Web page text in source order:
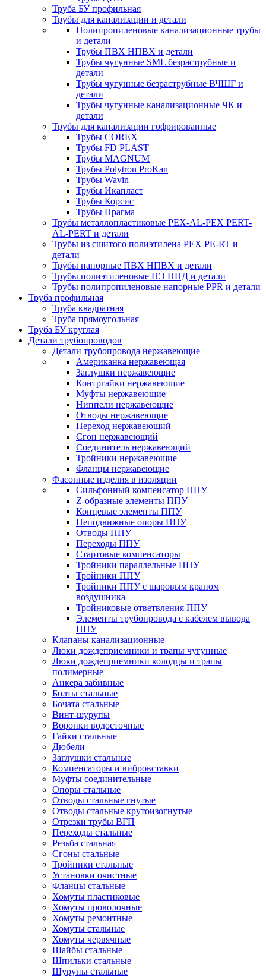
Труба БУ профильная
Трубы для канализации и детали
Полипропиленовые канализационные трубы
и детали
Трубы ПВХ НПВХ и детали
Трубы чугунные SML безраструбные и
детали
Трубы чугунные безраструбные ВЧШГ и
детали
Трубы чугунные канализационные ЧК и
детали
Трубы для канализации гофрированные
Трубы COREX
Трубы FD PLAST
Трубы MAGNUM
Трубы Polytron ProKan
Трубы Wavin
Трубы Икапласт
Трубы Корсис
Трубы Прагма
Трубы металлопластиковые PEX-AL-PEX PERT-
AL-PERT и детали
Трубы из сшитого полиэтилена PEX PE-RT и
детали
Трубы напорные ПВХ НПВХ и детали
Трубы полиэтиленовые ПЭ ПНД и детали
Трубы полипропиленовые напорные PPR и детали
Труба профильная
Труба квадратная
Труба прямоугольная
Труба БУ круглая
Детали трубопроводов
Детали трубопровода нержавеющие
Американка нержавеющая
Заглушки нержавеющие
Контргайки нержавеющие
Муфты нержавеющие
Ниппели нержавеющие
Отводы нержавеющие
Переход нержавеющий
Сгон нержавеющий
Соединитель нержавеющий
Тройники нержавеющие
Фланцы нержавеющие
Фасонные изделия в изоляции
Cильфонный компенсатор ППУ
Z-образные элементы ППУ
Концевые элементы ППУ
Неподвижные опоры ППУ
Отводы ППУ
Переходы ППУ
Стартовые компенсаторы
Тройники параллельные ППУ
Тройники ППУ
Тройники ППУ с шаровым краном
воздушника
Тройниковые ответвления ППУ
Элементы трубопровода с кабелем вывода
ППУ
Клапаны канализационные
Люки дождеприемники и трапы чугунные
Люки дождеприемники колодцы и трапы
полимерные
Анкера забивные
Болты стальные
Бочата стальные
Винт-шурупы
Воронки водосточные
Гайки стальные
Дюбели
Заглушки стальные
Компенсаторы и вибровставки
Муфты соединительные
Опоры стальные
Отводы стальные гнутые
Отводы стальные крутоизогнутые
Отрезки трубы ВГП
Переходы стальные
Резьба стальная
Сгоны стальные
Тройники стальные
Установки очистные
Фланцы стальные
Хомуты пластиковые
Хомуты проволочные
Хомуты ремонтные
Хомуты стальные
Хомуты червячные
Шайбы стальные
Шпильки стальные
Шурупы стальные